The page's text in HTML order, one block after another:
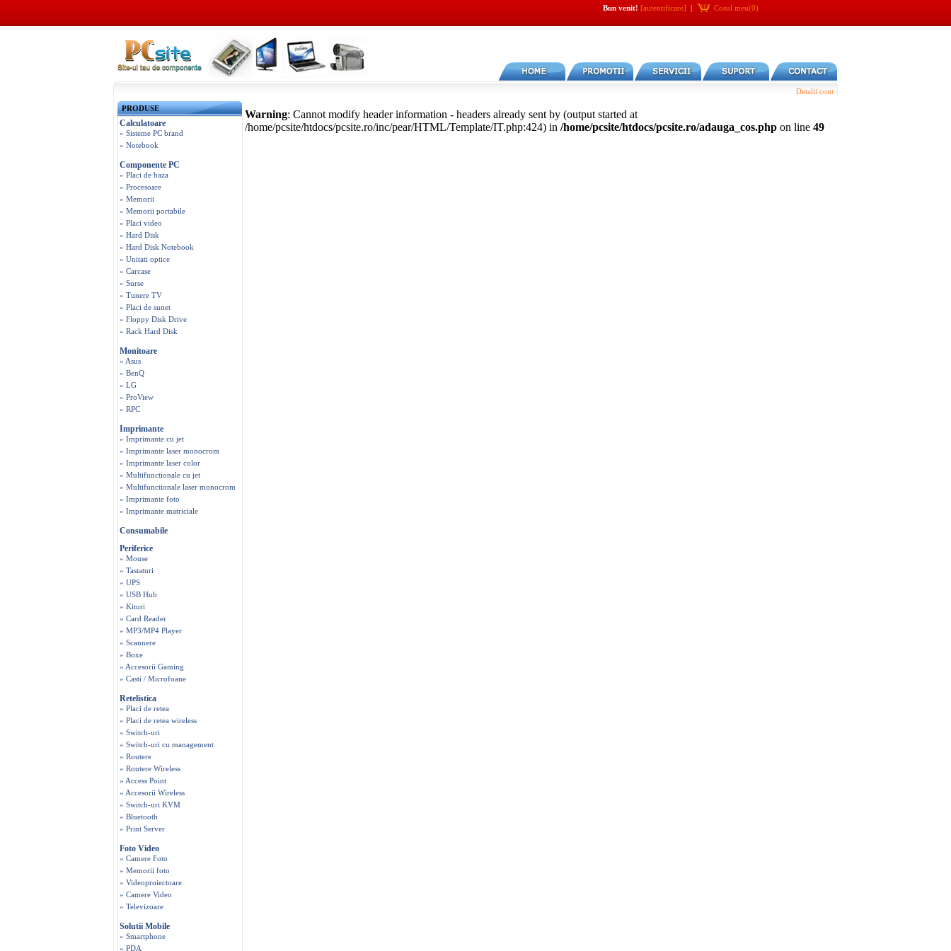
Bun venit! [autentificare] | Cosul meu(0)
Detalii cont
PRODUSE
Calculatoare
» Sisteme PC brand
» Notebook
Componente PC
» Placi de baza
» Procesoare
» Memorii
» Memorii portabile
» Placi video
» Hard Disk
» Hard Disk Notebook
» Unitati optice
» Carcase
» Surse
» Tunere TV
» Placi de sunet
» Floppy Disk Drive
» Rack Hard Disk
Monitoare
» Asus
» BenQ
» LG
» ProView
» RPC
Imprimante
» Imprimante cu jet
» Imprimante laser monocrom
» Imprimante laser color
» Multifunctionale cu jet
» Multifunctionale laser monocrom
» Imprimante foto
» Imprimante matriciale
Consumabile
Periferice
» Mouse
» Tastaturi
» UPS
» USB Hub
» Kituri
» Card Reader
» MP3/MP4 Player
» Scannere
» Boxe
» Accesorii Gaming
» Casti / Microfoane
Retelistica
» Placi de retea
» Placi de retea wireless
» Switch-uri
» Switch-uri cu management
» Routere
» Routere Wireless
» Access Point
» Accesorii Wireless
» Switch-uri KVM
» Bluetooth
» Print Server
Foto Video
» Camere Foto
» Memorii foto
» Videoproiectoare
» Camere Video
» Televizoare
Solutii Mobile
» Smartphone
» PDA
Warning: Cannot modify header information - headers already sent by (output started at
/home/pcsite/htdocs/pcsite.ro/inc/pear/HTML/Template/IT.php:424) in /home/pcsite/htdocs/pcsite.ro/adauga_cos.php on line 49